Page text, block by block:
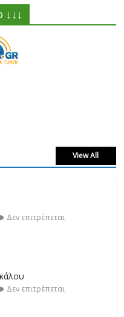
↓↓↓
View All
Δεν επιτρέπεται
Δεν επιτρέπεται